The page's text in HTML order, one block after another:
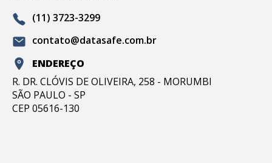
(11) 3723-3299
contato@datasafe.com.br
ENDEREÇO
R. DR. CLÓVIS DE OLIVEIRA, 258 - MORUMBI
SÃO PAULO - SP
CEP 05616-130